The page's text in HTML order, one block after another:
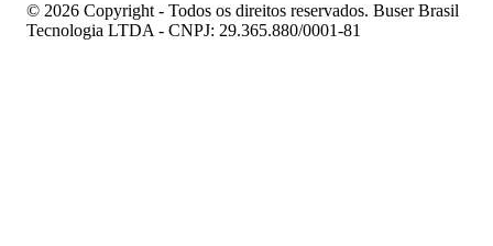
© 2026 Copyright - Todos os direitos reservados. Buser Brasil
Tecnologia LTDA - CNPJ: 29.365.880/0001-81